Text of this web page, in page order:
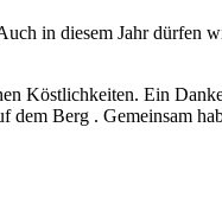
in diesem Jahr dürfen
Köstlichkeiten. Ein
Berg . Gemeinsam